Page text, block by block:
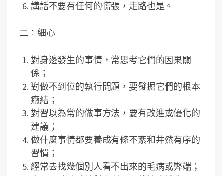
講話不要有任何的慌張，走路也是。
二：細心
對身邊發生的事情，常思考它們的因果關
係；
對做不到位的執行問題，要發掘它們的根本
癥結；
對習以為常的做事方法，要有改進或優化的
建議；
做什麼事情都要養成有條不紊和井然有序的
習慣；
經常去找幾個別人看不出來的毛病或弊端；